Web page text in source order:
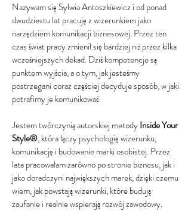
Nazywam się Sylwia Antoszkiewicz i od ponad
dwudziestu lat pracuję z wizerunkiem jako
narzędziem komunikacji biznesowej. Przez ten
czas świat pracy zmienił się bardziej niż przez kilka
wcześniejszych dekad. Dziś kompetencje są
punktem wyjścia, a o tym, jak jesteśmy
postrzegani coraz częściej decyduje sposób, w jaki
potrafimy je komunikować.
Jestem twórczynią autorskiej metodyInside Your
Style®, która łączy psychologię wizerunku,
komunikację i budowanie marki osobistej. Przez
lata pracowałam zarówno po stronie biznesu, jak i
jako doradczyni największych marek, dzięki czemu
wiem, jak powstają wizerunki, które budują
zaufanie i realnie wspierają rozwój zawodowy.